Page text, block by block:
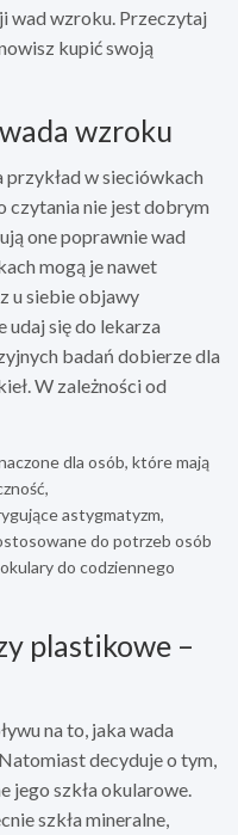
wad wzroku. Przeczytaj
kupić swoją
wzroku
przykład w sieciówkach
czytania nie jest dobrym
one poprawnie wad
mogą je nawet
u siebie objawy
udaj się do lekarza
badań dobierze dla
W zależności od
dla osób, które mają
astygmatyzm,
do potrzeb osób
do codziennego
plastikowe –
na to, jaka wada
decyduje o tym,
jego szkła okularowe.
szkła mineralne,